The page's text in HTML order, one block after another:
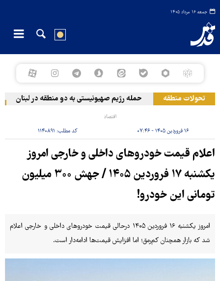
جمعه ۱۶ مرداد ۱۴۰۵
تحولات منطقه حمله رژیم صهیونیستی به دو منطقه در لبنان
اقتصاد
۱۶ فروردین ۱۴۰۵ - ۰۷:۴۶ کد مطلب: ۱۱۴۰۸۹۱
اعلام قیمت خودروهای داخلی و خارجی امروز
یکشنبه ۱۷ فروردین ۱۴۰۵ / جهش ۳۰۰ میلیون
تومانی این خودرو!
امروز یکشنبه ۱۶ فروردین ۱۴۰۵ درحالی قیمت خودروهای داخلی و خارجی اعلام
شد که بازار همچنان کم‌رمق؛ اما افزایش قیمت‌ها ادامه‌دار است.